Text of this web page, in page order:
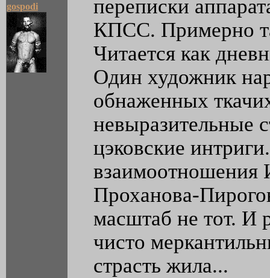
gospodi
переписки
КПСС. Примерно
Читается как
Один художник
обнаженных
невыразительные
цэковские
взаимоотношения
Проханова-
масштаб не тот. И
чисто
страсть жила...